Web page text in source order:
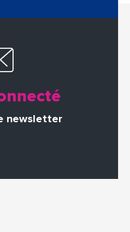
newsletter